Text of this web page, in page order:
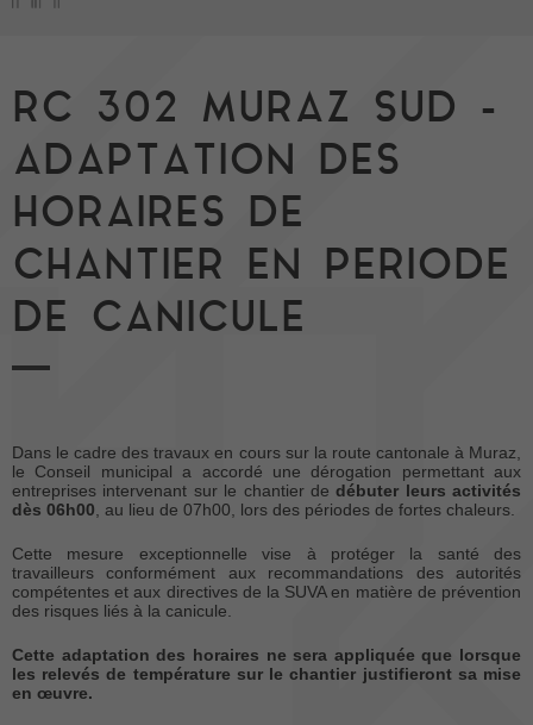
RC 302 MURAZ SUD -
ADAPTATION DES
HORAIRES DE
CHANTIER EN PERIODE
DE CANICULE
Dans le cadre des travaux en cours sur la route cantonale à Muraz,
le Conseil municipal a accordé une dérogation permettant aux
entreprises intervenant sur le chantier dedébuter leurs activités
dès 06h00 , au lieu de 07h00, lors des périodes de fortes chaleurs.
Cette mesure exceptionnelle vise à protéger la santé des
travailleurs conformément aux recommandations des autorités
compétentes et aux directives de la SUVA en matière de prévention
des risques liés à la canicule.
Cette adaptation des horaires ne sera appliquée que lorsque
les relevés de température sur le chantier justifieront sa mise
en œuvre.